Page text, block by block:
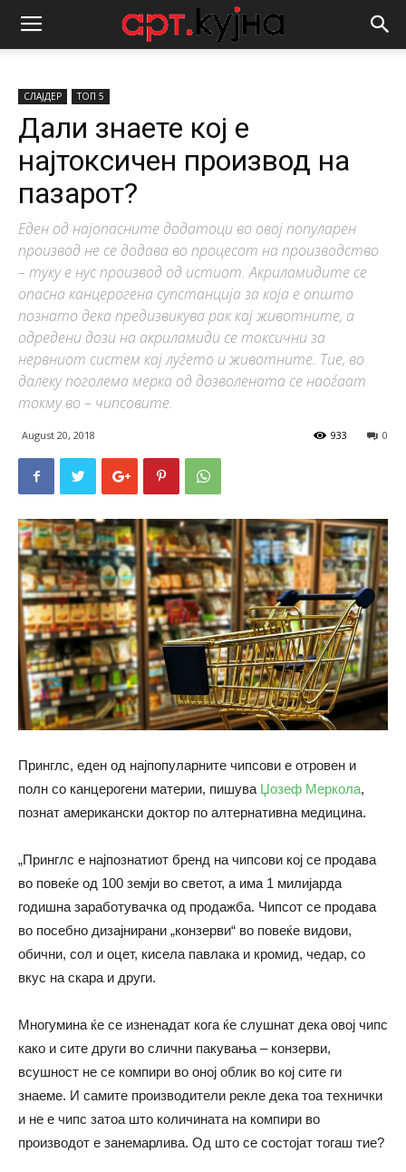
СЛАЈДЕР ТОП 5
Дали знаете кој е
најтоксичен производ на
пазарот?
Еден од најопасните додатоци во овој популарен
производ не се додава во процесот на производство
– туку е нус производ од истиот. Акриламидите се
опасна канцерогена супстанција за која е општо
познато дека предизвикува рак кај животните, а
одредени дози на акриламиди се токсични за
нервниот систем кај луѓето и животните. Тие, во
далеку поголема мерка од дозволената се наоѓаат
токму во – чипсовите.
August 20, 2018 0
933
Принглс, еден од најпопуларните чипсови е отровен и
полн со канцерогени материи, пишува Џозеф Меркола,
познат американски доктор по алтернативна медицина.
„Принглс е најпознатиот бренд на чипсови кој се продава
во повеќе од 100 земји во светот, а има 1 милијарда
годишна заработувачка од продажба. Чипсот се продава
во посебно дизајнирани „конзерви“ во повеќе видови,
обични, сол и оцет, кисела павлака и кромид, чедар, со
вкус на скара и други.
Многумина ќе се изненадат кога ќе слушнат дека овој чипс
како и сите други во слични пакувања – конзерви,
всушност не се компири во оној облик во кој сите ги
знаеме. И самите производители рекле дека тоа технички
и не е чипс затоа што количината на компири во
производот е занемарлива. Од што се состојат тогаш тие?